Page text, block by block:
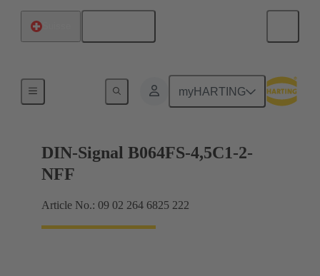
myHARTING
Raccordement carte mère à carte fille
DIN-Signal B064FS-4,5C1-2-
NFF
Article No.: 09 02 264 6825 222